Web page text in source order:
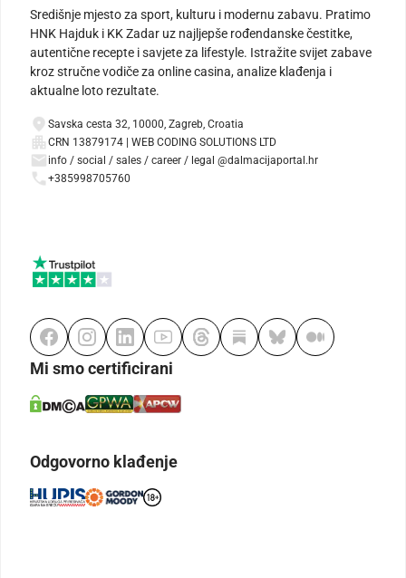
Središnje mjesto za sport, kulturu i modernu zabavu. Pratimo
HNK Hajduk i KK Zadar uz najljepše rođendanske čestitke,
autentične recepte i savjete za lifestyle. Istražite svijet zabave
kroz stručne vodiče za online casina, analize klađenja i
aktualne loto rezultate.
Savska cesta 32, 10000, Zagreb, Croatia
CRN 13879174 | WEB CODING SOLUTIONS LTD
info / social / sales / career / legal @dalmacijaportal.hr
+385998705760
Mi smo certificirani
Odgovorno klađenje